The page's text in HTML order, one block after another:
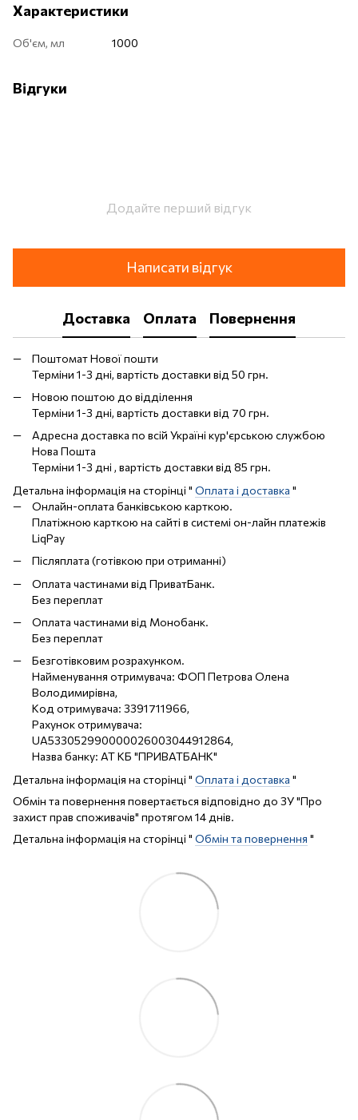
Характеристики
Об'єм, мл 1000
Відгуки
Додайте перший відгук
Написати відгук
Доставка Оплата Повернення
Поштомат Нової пошти
Терміни 1-3 дні, вартість доставки від 50 грн.
Новою поштою до відділення
Терміни 1-3 дні, вартість доставки від 70 грн.
Адресна доставка по всій Україні кур'єрською службою
Нова Пошта
Терміни 1-3 дні , вартість доставки від 85 грн.
Детальна інформація на сторінці " Оплата і доставка "
Онлайн-оплата банківською карткою.
Платіжною карткою на сайті в системі он-лайн платежів
LiqPay
Післяплата (готівкою при отриманні)
Оплата частинами від ПриватБанк.
Без переплат
Оплата частинами від Монобанк.
Без переплат
Безготівковим розрахунком.
Найменування отримувача: ФОП Петрова Олена
Володимирівна,
Код отримувача: 3391711966,
Рахунок отримувача:
UA533052990000026003044912864,
Назва банку: АТ КБ "ПРИВАТБАНК"
Детальна інформація на сторінці " Оплата і доставка "
Обмін та повернення повертається відповідно до ЗУ "Про
захист прав споживачів" протягом 14 днів.
Детальна інформація на сторінці " Обмін та повернення "